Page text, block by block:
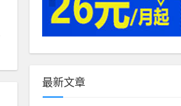
最新文章